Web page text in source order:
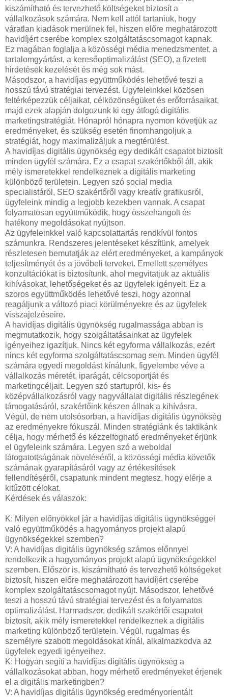
kiszámítható és tervezhető költségeket biztosít a
vállalkozások számára. Nem kell attól tartaniuk, hogy
váratlan kiadások merülnek fel, hiszen előre meghatározott
havidíjért cserébe komplex szolgáltatáscsomagot kapnak.
Ez magában foglalja a közösségi média menedzsmentet, a
tartalomgyártást, a keresőoptimalizálást (SEO), a fizetett
hirdetések kezelését és még sok mást.
Másodszor, a havidíjas együttműködés lehetővé teszi a
hosszú távú stratégiai tervezést. Ügyfeleinkkel közösen
feltérképezzük céljaikat, célközönségüket és erőforrásaikat,
majd ezek alapján dolgozunk ki egy átfogó digitális
marketingstratégiát. Hónapról hónapra nyomon követjük az
eredményeket, és szükség esetén finomhangoljuk a
stratégiát, hogy maximalizáljuk a megtérülést.
A havidíjas digitális ügynökség egy dedikált csapatot biztosít
minden ügyfél számára. Ez a csapat szakértőkből áll, akik
mély ismeretekkel rendelkeznek a digitális marketing
különböző területein. Legyen szó social media
specialistáról, SEO szakértőről vagy kreatív grafikusról,
ügyfeleink mindig a legjobb kezekben vannak. A csapat
folyamatosan együttműködik, hogy összehangolt és
hatékony megoldásokat nyújtson.
Az ügyfeleinkkel való kapcsolattartás rendkívül fontos
számunkra. Rendszeres jelentéseket készítünk, amelyek
részletesen bemutatják az elért eredményeket, a kampányok
teljesítményét és a jövőbeli terveket. Emellett személyes
konzultációkat is biztosítunk, ahol megvitatjuk az aktuális
kihívásokat, lehetőségeket és az ügyfelek igényeit. Ez a
szoros együttműködés lehetővé teszi, hogy azonnal
reagáljunk a változó piaci körülményekre és az ügyfelek
visszajelzéseire.
A havidíjas digitális ügynökség rugalmassága abban is
megmutatkozik, hogy szolgáltatásainkat az ügyfelek
igényeihez igazítjuk. Nincs két egyforma vállalkozás, ezért
nincs két egyforma szolgáltatáscsomag sem. Minden ügyfél
számára egyedi megoldást kínálunk, figyelembe véve a
vállalkozás méretét, iparágát, célcsoportját és
marketingcéljait. Legyen szó startupról, kis- és
középvállalkozásról vagy nagyvállalat digitális részlegének
támogatásáról, szakértőink készen állnak a kihívásra.
Végül, de nem utolsósorban, a havidíjas digitális ügynökség
az eredményekre fókuszál. Minden stratégiánk és taktikánk
célja, hogy mérhető és kézzelfogható eredményeket érjünk
el ügyfeleink számára. Legyen szó a weboldal
látogatottságának növeléséről, a közösségi média követők
számának gyarapításáról vagy az értékesítések
fellendítéséről, csapatunk mindent megtesz, hogy elérje a
kitűzött célokat.
Kérdések és válaszok:
K: Milyen előnyökkel jár a havidíjas digitális ügynökséggel
való együttműködés a hagyományos projekt alapú
ügynökségekkel szemben?
V: A havidíjas digitális ügynökség számos előnnyel
rendelkezik a hagyományos projekt alapú ügynökségekkel
szemben. Először is, kiszámítható és tervezhető költségeket
biztosít, hiszen előre meghatározott havidíjért cserébe
komplex szolgáltatáscsomagot nyújt. Másodszor, lehetővé
teszi a hosszú távú stratégiai tervezést és a folyamatos
optimalizálást. Harmadszor, dedikált szakértői csapatot
biztosít, akik mély ismeretekkel rendelkeznek a digitális
marketing különböző területein. Végül, rugalmas és
személyre szabott megoldásokat kínál, alkalmazkodva az
ügyfelek egyedi igényeihez.
K: Hogyan segíti a havidíjas digitális ügynökség a
vállalkozásokat abban, hogy mérhető eredményeket érjenek
el a digitális marketingben?
V: A havidíjas digitális ügynökség eredményorientált